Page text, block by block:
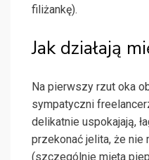
filiżankę).
Jak działają
Na pierwszy rzut oka
sympatyczni
delikatnie uspokajają,
przekonać jelita, że nie
(szczególnie mięta